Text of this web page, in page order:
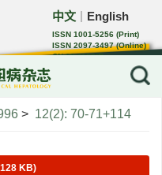
中文 English
ISSN 1001-5256 (Print)
ISSN 2097-3497 (Online)
CN 22-1108/R
> 12(2): 70-71+114
KB)